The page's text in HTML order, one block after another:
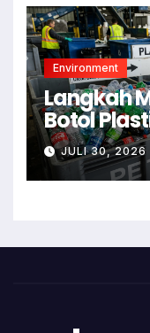
Environment
Langkah
Botol
Kerajinan
JULI 30, 2026